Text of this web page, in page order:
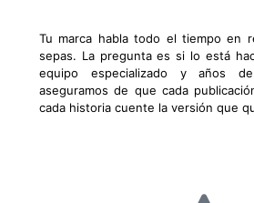
Tu marca habla todo el tiempo en
sepas. La pregunta es si lo está
equipo especializado y años
aseguramos de que cada
cada historia cuente la versión que